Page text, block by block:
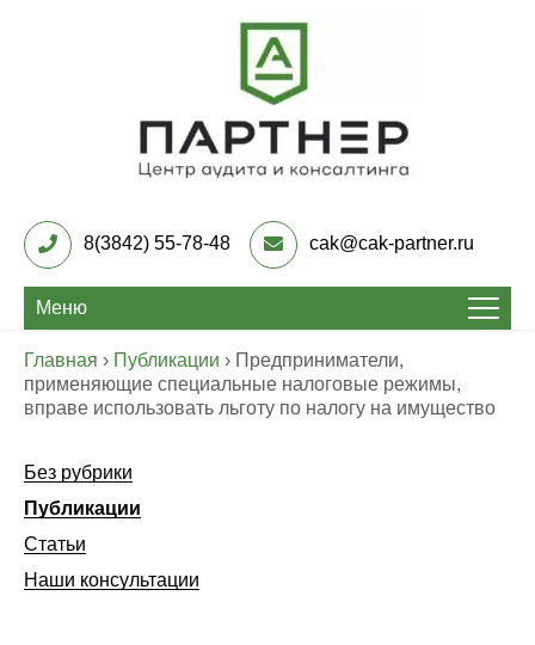
Центр Аудита и
консалтинга «Партнер»
8(3842) 55-78-48 cak@cak-partner.ru
Меню
Главная › Публикации › Предприниматели,
применяющие специальные налоговые режимы,
вправе использовать льготу по налогу на имущество
Без рубрики
Публикации
Статьи
Наши консультации